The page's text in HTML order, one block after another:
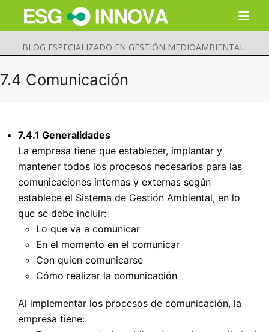
BLOG ESPECIALIZADO EN GESTIÓN MEDIOAMBIENTAL
Buscar Enviar
7.4 Comunicación
7.4.1 Generalidades
La empresa tiene que establecer, implantar y
mantener todos los procesos necesarios para las
comunicaciones internas y externas según
establece el Sistema de Gestión Ambiental, en lo
que se debe incluir:
Lo que va a comunicar
En el momento en el comunicar
Con quien comunicarse
Cómo realizar la comunicación
Al implementar los procesos de comunicación, la
empresa tiene: